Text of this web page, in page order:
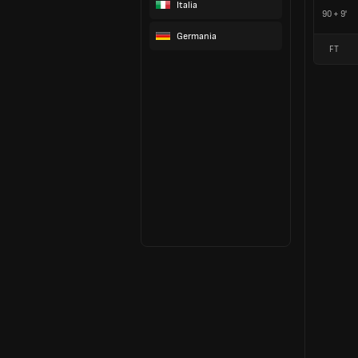
Italia
Germania
90 + 9'
FT